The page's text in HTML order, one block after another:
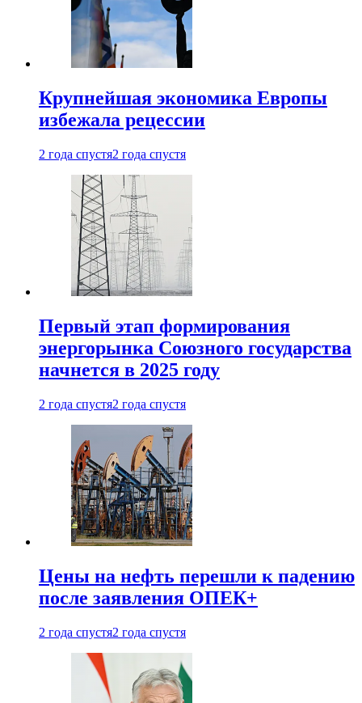
Крупнейшая экономика Европы
избежала рецессии
2 года спустя2 года спустя
Первый этап формирования
энергорынка Союзного государства
начнется в 2025 году
2 года спустя2 года спустя
Цены на нефть перешли к падению
после заявления ОПЕК+
2 года спустя2 года спустя